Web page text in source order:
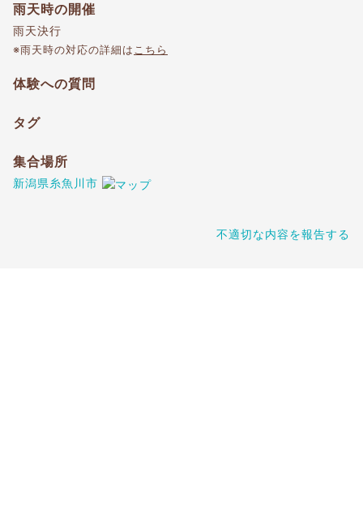
雨天時の開催
雨天決行
※雨天時の対応の詳細は こちら
体験への質問
タグ
集合場所
新潟県糸魚川市
不適切な内容を報告する